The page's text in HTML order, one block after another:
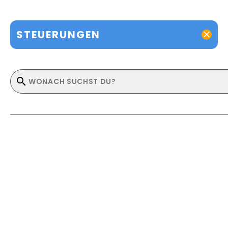
STEUERUNGEN